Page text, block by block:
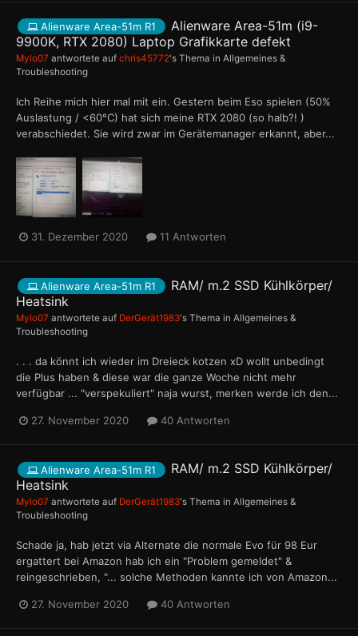
Alienware Area-51m R1
Alienware Area-51m (i9-
9900K, RTX 2080) Laptop Grafikkarte defekt
Mylo07 antwortete auf chris45772's Thema in Allgemeines &
Troubleshooting
Ich Reihe mich hier mal mit ein. Gestern beim Eso spielen (50%
Auslastung / <60°C) hat sich meine RTX 2080 (so halb?! )
verabschiedet. Sie wird zwar im Gerätemanager erkannt, aber...
31. Dezember 2020 11 Antworten
Alienware Area-51m R1
RAM/ m.2 SSD Kühlkörper/
Heatsink
Mylo07 antwortete auf DerGerät1983's Thema in Allgemeines &
Troubleshooting
. . . da könnt ich wieder im Dreieck kotzen xD wollt unbedingt
die Plus haben & diese war die ganze Woche nicht mehr
verfügbar ... "verspekuliert" naja wurst, merken werde ich den...
27. November 2020 40 Antworten
Alienware Area-51m R1
RAM/ m.2 SSD Kühlkörper/
Heatsink
Mylo07 antwortete auf DerGerät1983's Thema in Allgemeines &
Troubleshooting
Schade ja, hab jetzt via Alternate die normale Evo für 98 Eur
ergattert bei Amazon hab ich ein "Problem gemeldet" &
reingeschrieben, "... solche Methoden kannte ich von Amazon...
27. November 2020 40 Antworten